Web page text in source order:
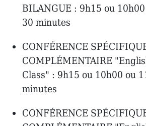
BILANGUE : 9h15 ou
30 minutes
CONFÉRENCE
COMPLÉMENTAIRE
Class" : 9h15 ou 10h00 ou
minutes
CONFÉRENCE